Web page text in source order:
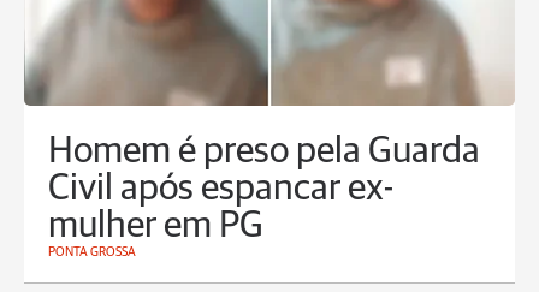
Homem é preso pela Guarda
Civil após espancar ex-
mulher em PG
PONTA GROSSA